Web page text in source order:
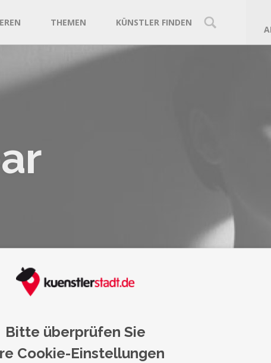
THEMEN KÜNSTLER FINDEN
Merkliste Nachricht schreiben
Bitte überprüfen Sie
Cookie-Einstellungen